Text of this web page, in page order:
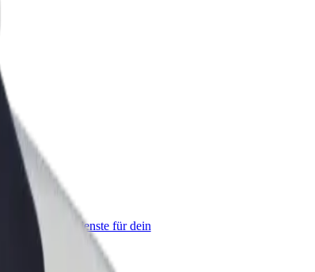
und Bolt Dienste für dein
optimiert